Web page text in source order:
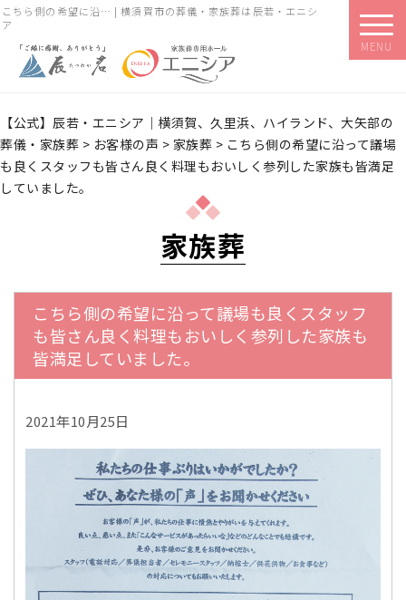
こちら側の希望に沿… | 横須賀市の葬儀・家族葬は辰若・エニシ
ア
MENU
【公式】辰若・エニシア｜横須賀、久里浜、ハイランド、大矢部の
葬儀・家族葬 > お客様の声 > 家族葬 > こちら側の希望に沿って議場
も良くスタッフも皆さん良く料理もおいしく参列した家族も皆満足
していました。
家族葬
こちら側の希望に沿って議場も良くスタッフ
も皆さん良く料理もおいしく参列した家族も
皆満足していました。
2021年10月25日